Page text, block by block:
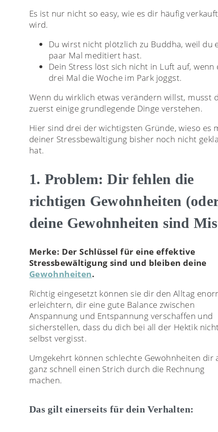
Es ist nur nicht so easy, wie es dir häufig verkauft
wird.
Du wirst nicht plötzlich zu Buddha, weil du
paar Mal meditiert hast.
Dein Stress löst sich nicht in Luft auf, wenn
drei Mal die Woche im Park joggst.
Wenn du wirklich etwas verändern willst, musst
zuerst einige grundlegende Dinge verstehen.
Hier sind drei der wichtigsten Gründe, wieso es
deiner Stressbewältigung bisher noch nicht
hat.
1. Problem: Dir fehlen die
richtigen Gewohnheiten
deine Gewohnheiten sind
Merke: Der Schlüssel für eine effektive
Stressbewältigung sind und bleiben deine
Gewohnheiten.
Richtig eingesetzt können sie dir den Alltag
erleichtern, dir eine gute Balance zwischen
Anspannung und Entspannung verschaffen und
sicherstellen, dass du dich bei all der Hektik
selbst vergisst.
Umgekehrt können schlechte Gewohnheiten dir
ganz schnell einen Strich durch die Rechnung
machen.
Das gilt einerseits für dein Verhalten: